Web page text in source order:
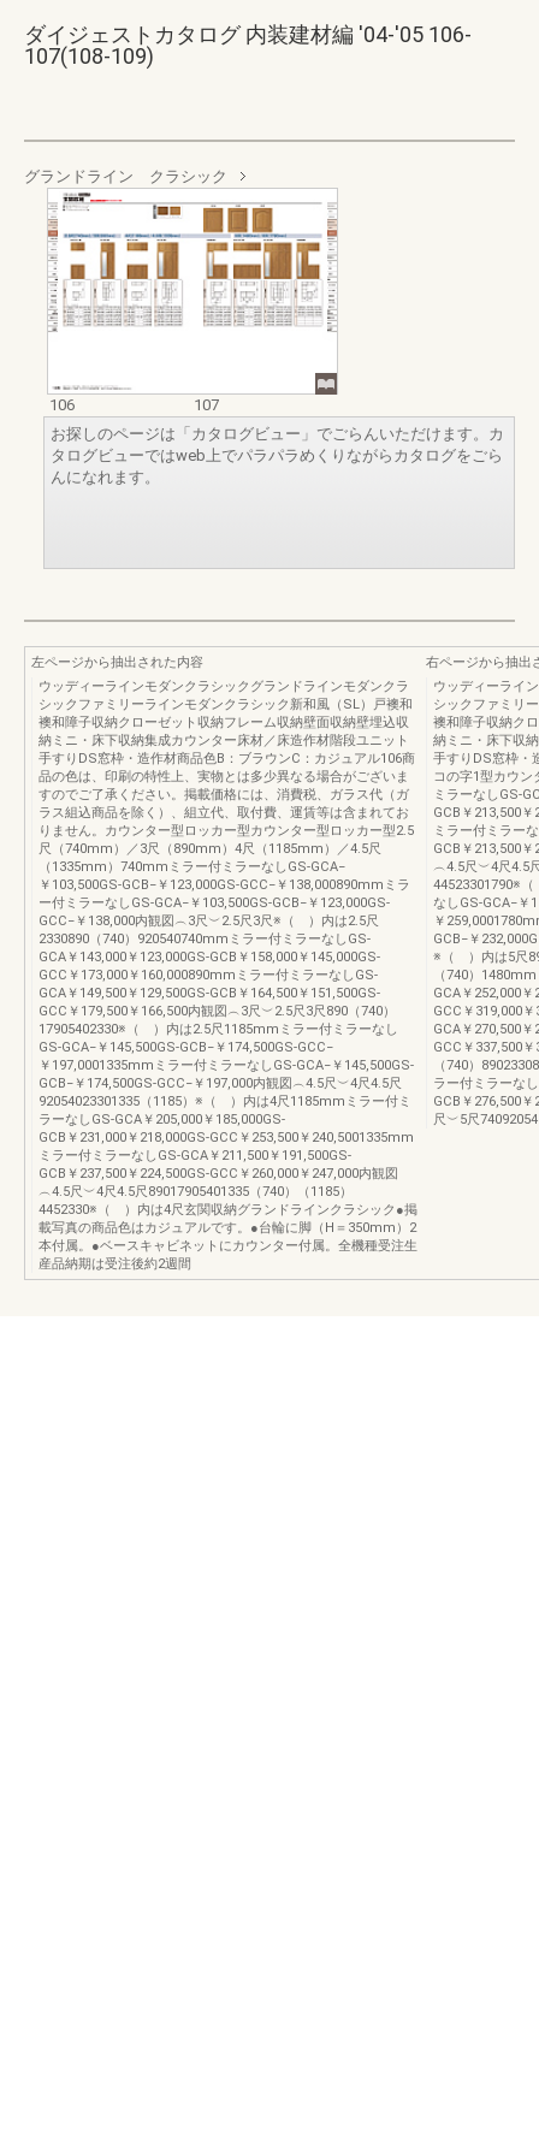
ダイジェストカタログ 内装建材編 '04-'05 106-
107(108-109)
グランドライン クラシック
106
107
お探しのページは「カタログビュー」でごらんいただけます。カ
タログビューではweb上でパラパラめくりながらカタログをごら
んになれます。
左ページから抽出された内容
ウッディーラインモダンクラシックグランドラインモダンクラ
シックファミリーラインモダンクラシック新和風（SL）戸襖和
襖和障子収納クローゼット収納フレーム収納壁面収納壁埋込収
納ミニ・床下収納集成カウンター床材／床造作材階段ユニット
手すりDS窓枠・造作材商品色B：ブラウンC：カジュアル106商
品の色は、印刷の特性上、実物とは多少異なる場合がございま
すのでご了承ください。掲載価格には、消費税、ガラス代（ガ
ラス組込商品を除く）、組立代、取付費、運賃等は含まれてお
りません。カウンター型ロッカー型カウンター型ロッカー型2.5
尺（740mm）／3尺（890mm）4尺（1185mm）／4.5尺
（1335mm）740mmミラー付ミラーなしGS-GCA−
￥103,500GS-GCB−￥123,000GS-GCC−￥138,000890mmミラ
ー付ミラーなしGS-GCA−￥103,500GS-GCB−￥123,000GS-
GCC−￥138,000内観図︵3尺︶2.5尺3尺※（ ）内は2.5尺
2330890（740）920540740mmミラー付ミラーなしGS-
GCA￥143,000￥123,000GS-GCB￥158,000￥145,000GS-
GCC￥173,000￥160,000890mmミラー付ミラーなしGS-
GCA￥149,500￥129,500GS-GCB￥164,500￥151,500GS-
GCC￥179,500￥166,500内観図︵3尺︶2.5尺3尺890（740）
17905402330※（ ）内は2.5尺1185mmミラー付ミラーなし
GS-GCA−￥145,500GS-GCB−￥174,500GS-GCC−
￥197,0001335mmミラー付ミラーなしGS-GCA−￥145,500GS-
GCB−￥174,500GS-GCC−￥197,000内観図︵4.5尺︶4尺4.5尺
92054023301335（1185）※（ ）内は4尺1185mmミラー付ミ
ラーなしGS-GCA￥205,000￥185,000GS-
GCB￥231,000￥218,000GS-GCC￥253,500￥240,5001335mm
ミラー付ミラーなしGS-GCA￥211,500￥191,500GS-
GCB￥237,500￥224,500GS-GCC￥260,000￥247,000内観図
︵4.5尺︶4尺4.5尺89017905401335（740）（1185）
4452330※（ ）内は4尺玄関収納グランドラインクラシック●掲
載写真の商品色はカジュアルです。●台輪に脚（H＝350mm）2
本付属。●ベースキャビネットにカウンター付属。全機種受注生
産品納期は受注後約2週間
右ページから抽出
ウッディーライ
シックファミリ
襖和障子収納ク
納ミニ・床下収
手すりDS窓枠・
コの字1型カウ
ミラーなしGS-
GCB￥213,500
ミラー付ミラー
GCB￥213,500
︵4.5尺︶4尺4.5
44523301790※
なしGS-GCA−￥
￥
GCB−￥
※（ ）内は5尺
（740）
GCA￥252,000
GCC￥319,000
GCA￥270,500
GCC￥337,500
（740）
ラー付ミラーな
GCB￥276,500
尺︶5尺